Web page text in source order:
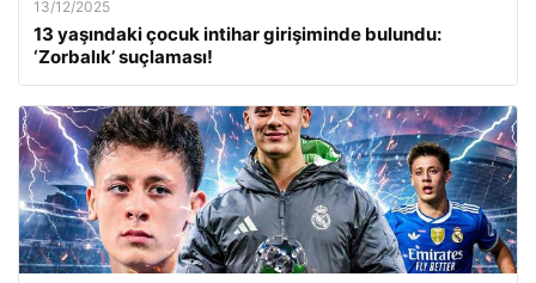
13/12/2025
13 yaşındaki çocuk intihar girişiminde bulundu:
‘Zorbalık’ suçlaması!